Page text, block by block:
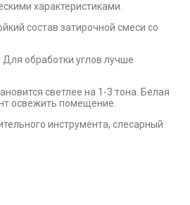
характеристиками.
состав затирочной смеси со
обработки углов лучше
светлее на 1-3 тона. Белая
освежить помещение.
инструмента, слесарный